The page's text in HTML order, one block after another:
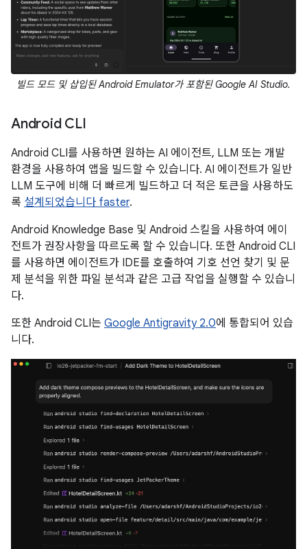
빌드 모드 및 삽입된 Android Emulator가 포함된 Google AI Studio.
Android CLI
Android CLI를 사용하면 원하는 AI 에이전트, LLM 또는 개발
환경을 사용하여 앱을 빌드할 수 있습니다. AI 에이전트가 일반
LLM 도구에 비해 더 빠르게 빌드하고 더 적은 토큰을 사용하도
록 설계되었습니다 faster.
Android Knowledge Base 및 Android 스킬을 사용하여 에이
전트가 권장사항을 따르도록 할 수 있습니다. 또한 Android CLI
를 사용하면 에이전트가 IDE를 호출하여 기호 선언 찾기 및 문
제 분석을 위한 파일 분석과 같은 고급 작업을 실행할 수 있습니
다.
또한 Android CLI는 Google Antigravity 2.0에 통합되어 있습
니다.